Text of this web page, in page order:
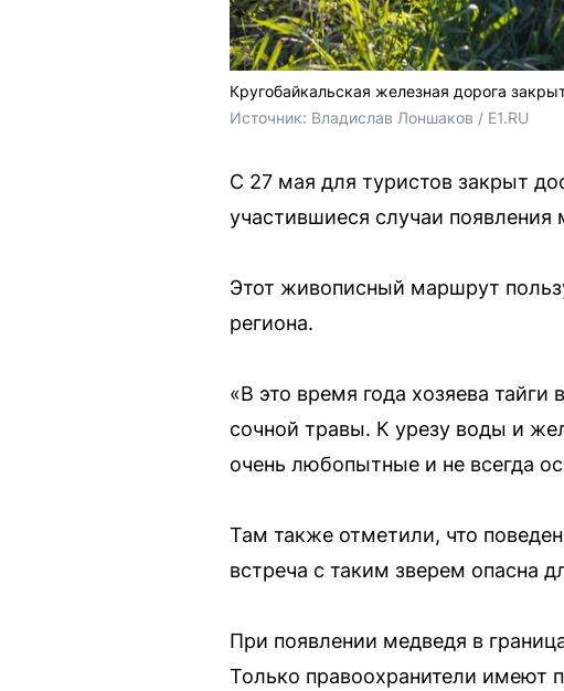
Кругобайкальская железная дорога
Источник: Владислав Лоншаков / E1.RU
С 27 мая для туристов закрыт
участившиеся случаи
Этот живописный маршрут
региона.
«В это время года хозяева
сочной травы. К урезу воды и
очень любопытные и не всегда
Там также отметили, что
встреча с таким зверем опасна
При появлении медведя в
Только правоохранители имеют